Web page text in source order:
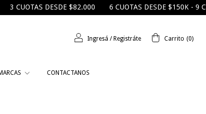
DESDE $82.000 6 CUOTAS DESDE $150K - 9
Ingresá / Registráte Carrito (0)
CONTACTANOS